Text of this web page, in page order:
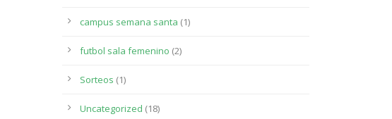
campus semana santa (1)
futbol sala femenino (2)
Sorteos (1)
Uncategorized (18)